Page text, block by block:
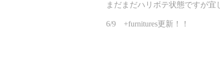
まだまだハリボテ状態ですが宜
6/9 +furnitures更新！！